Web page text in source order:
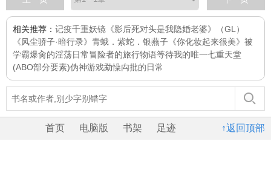
相关推荐： 记疫千重妖镜 《影后死对头是我隐婚老婆》（GL）
《风尘骄子·暗行录》 青蛾．紫蛇．银燕子 《你化妆起来很美》 被
学霸爆肏的淫荡日常冒险者的旅行物语等待我的唯一七重天堂
(ABO部分要素)伪神游戏勐懆禸批的日常
↑返回顶部
首页 电脑版 书架 足迹